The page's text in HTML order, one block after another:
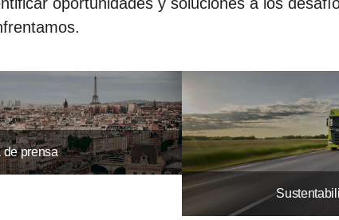
de prensa